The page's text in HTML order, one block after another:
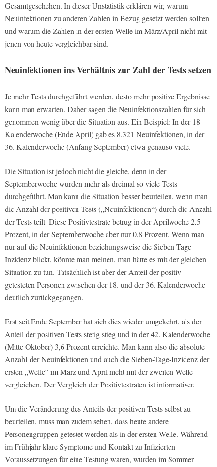
Gesamtgeschehen. In dieser Unstatistik erklären wir, warum
Neuinfektionen zu anderen Zahlen in Bezug gesetzt werden sollten
und warum die Zahlen in der ersten Welle im März/April nicht mit
jenen von heute vergleichbar sind.
Neuinfektionen ins Verhältnis zur Zahl der Tests setzen
Je mehr Tests durchgeführt werden, desto mehr positive Ergebnisse
kann man erwarten. Daher sagen die Neuinfektionszahlen für sich
genommen wenig über die Situation aus. Ein Beispiel: In der 18.
Kalenderwoche (Ende April) gab es 8.321 Neuinfektionen, in der
36. Kalenderwoche (Anfang September) etwa genauso viele.
Die Situation ist jedoch nicht die gleiche, denn in der
Septemberwoche wurden mehr als dreimal so viele Tests
durchgeführt. Man kann die Situation besser beurteilen, wenn man
die Anzahl der positiven Tests („Neuinfektionen“) durch die Anzahl
der Tests teilt. Diese Positivtestrate betrug in der Aprilwoche 2,5
Prozent, in der Septemberwoche aber nur 0,8 Prozent. Wenn man
nur auf die Neuinfektionen beziehungsweise die Sieben-Tage-
Inzidenz blickt, könnte man meinen, man hätte es mit der gleichen
Situation zu tun. Tatsächlich ist aber der Anteil der positiv
getesteten Personen zwischen der 18. und der 36. Kalenderwoche
deutlich zurückgegangen.
Erst seit Ende September hat sich dies wieder umgekehrt, als der
Anteil der positiven Tests stetig stieg und in der 42. Kalenderwoche
(Mitte Oktober) 3,6 Prozent erreichte. Man kann also die absolute
Anzahl der Neuinfektionen und auch die Sieben-Tage-Inzidenz der
ersten „Welle“ im März und April nicht mit der zweiten Welle
vergleichen. Der Vergleich der Positivtestraten ist informativer.
Um die Veränderung des Anteils der positiven Tests selbst zu
beurteilen, muss man zudem sehen, dass heute andere
Personengruppen getestet werden als in der ersten Welle. Während
im Frühjahr klare Symptome und Kontakt zu Infizierten
Voraussetzungen für eine Testung waren, wurden im Sommer